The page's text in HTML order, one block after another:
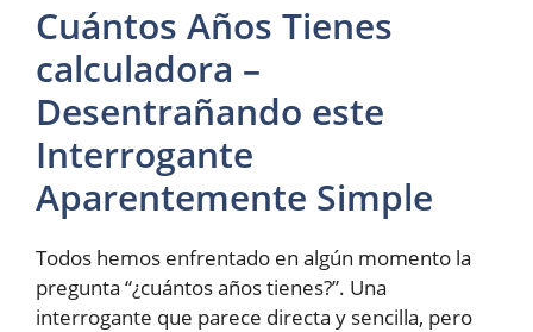
Cuántos Años Tienes
calculadora –
Desentrañando este
Interrogante
Aparentemente Simple
Todos hemos enfrentado en algún momento la
pregunta “¿cuántos años tienes?”. Una
interrogante que parece directa y sencilla, pero